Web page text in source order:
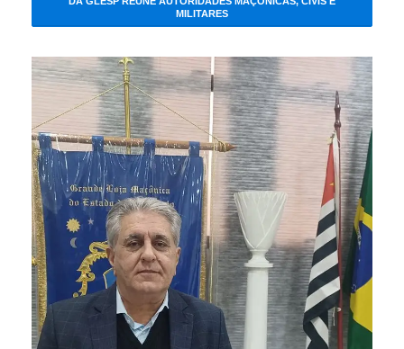
MILITARES